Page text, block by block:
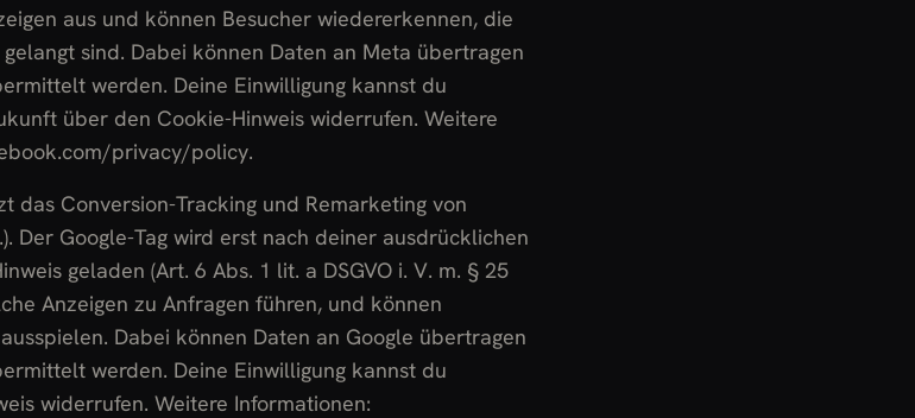
aus und können Besucher wiedererkennen, die
sind. Dabei können Daten an Meta übertragen
werden. Deine Einwilligung kannst du
über den Cookie-Hinweis widerrufen. Weitere
privacy/policy.
das Conversion-Tracking und Remarketing von
Der Google-Tag wird erst nach deiner ausdrücklichen
geladen (Art. 6 Abs. 1 lit. a DSGVO i. V. m. § 25
Anzeigen zu Anfragen führen, und können
Dabei können Daten an Google übertragen
werden. Deine Einwilligung kannst du
widerrufen. Weitere Informationen: